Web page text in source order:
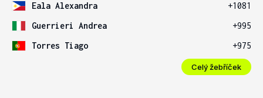
Eala Alexandra
+1081
Guerrieri Andrea
+995
Torres Tiago
+975
Celý žebříček